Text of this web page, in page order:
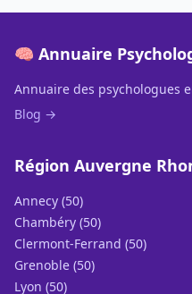
🧠 Annuaire
Annuaire des psychologues
Blog →
Région Auvergne
Annecy (50)
Chambéry (50)
Clermont-Ferrand (50)
Grenoble (50)
Lyon (50)